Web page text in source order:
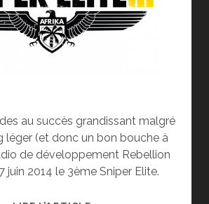
au succès grandissant malgré
léger (et donc un bon bouche à
de développement Rebellion
juin 2014 le 3ème Sniper Elite.